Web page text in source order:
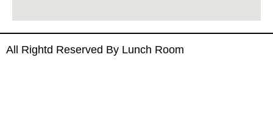
All Rightd Reserved By Lunch Room